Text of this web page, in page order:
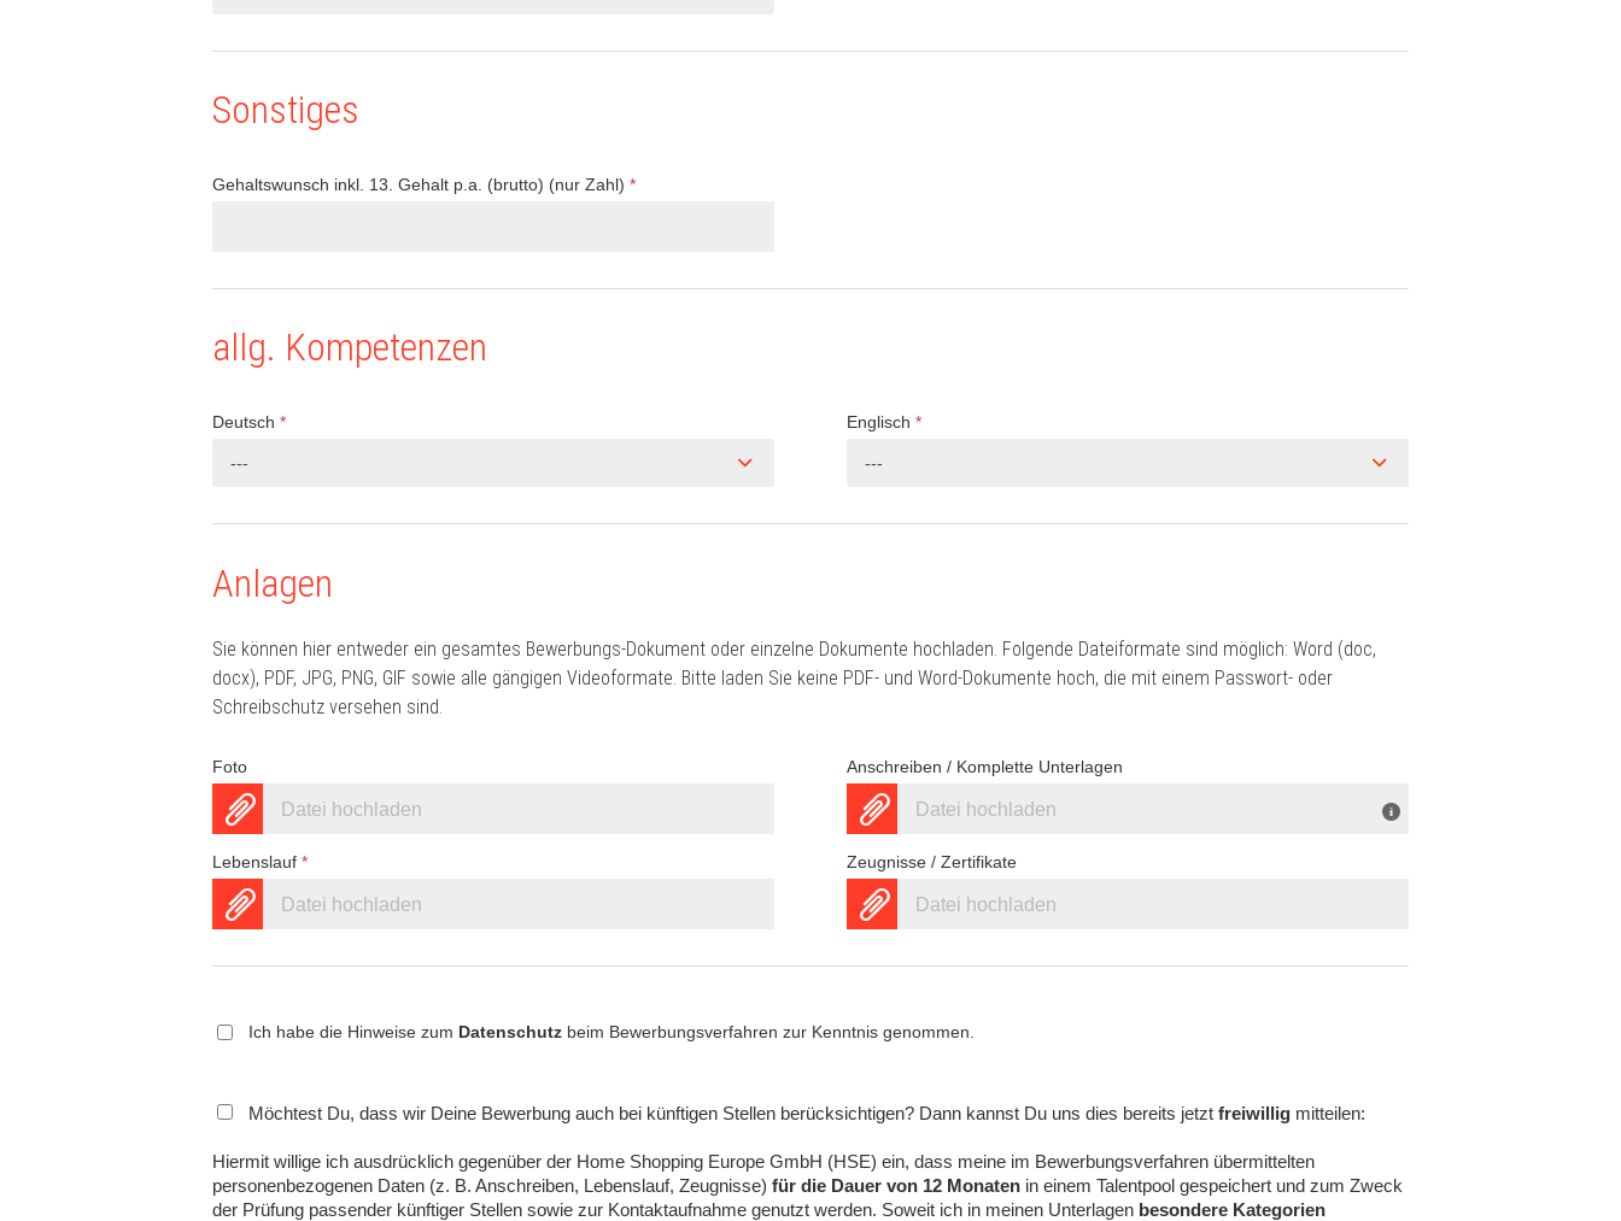
Sonstiges
Gehaltswunsch inkl. 13. Gehalt p.a. (brutto) (nur Zahl) *
allg. Kompetenzen
Deutsch *
---
Englisch *
---
Anlagen
Sie können hier entweder ein gesamtes Bewerbungs-Dokument oder einzelne Dokumente hochladen. Folgende Dateiformate sind möglich: Word (doc,
docx), PDF, JPG, PNG, GIF sowie alle gängigen Videoformate. Bitte laden Sie keine PDF- und Word-Dokumente hoch, die mit einem Passwort- oder
Schreibschutz versehen sind.
Foto
Datei hochladen
Anschreiben / Komplette Unterlagen
Datei hochladen
Lebenslauf *
Datei hochladen
Zeugnisse / Zertifikate
Datei hochladen
Ich habe die Hinweise zum Datenschutz beim Bewerbungsverfahren zur Kenntnis genommen.
Möchtest Du, dass wir Deine Bewerbung auch bei künftigen Stellen berücksichtigen? Dann kannst Du uns dies bereits jetzt freiwillig mitteilen:
Hiermit willige ich ausdrücklich gegenüber der Home Shopping Europe GmbH (HSE) ein, dass meine im Bewerbungsverfahren übermittelten
personenbezogenen Daten (z. B. Anschreiben, Lebenslauf, Zeugnisse) für die Dauer von 12 Monaten in einem Talentpool gespeichert und zum Zweck
der Prüfung passender künftiger Stellen sowie zur Kontaktaufnahme genutzt werden. Soweit ich in meinen Unterlagen besondere Kategorien